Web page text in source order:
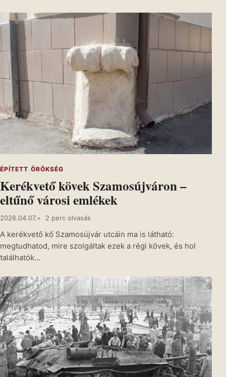
ÉPÍTETT ÖRÖKSÉG
Kerékvető kövek Szamosújváron –
eltűnő városi emlékek
2026.04.07. 2 perc olvasás
A kerékvető kő Szamosújvár utcáin ma is látható:
megtudhatod, mire szolgáltak ezek a régi kövek, és hol
találhatók…